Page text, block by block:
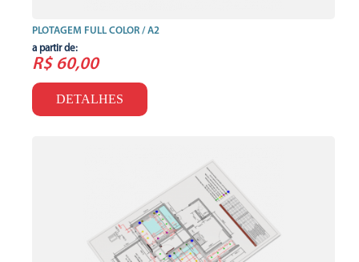
PLOTAGEM FULL COLOR / A2
a partir de:
R$ 60,00
DETALHES